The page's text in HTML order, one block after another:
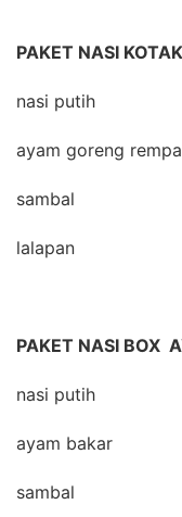
PAKET NASI
nasi putih
ayam goreng
sambal
lalapan
PAKET NASI BOX
nasi putih
ayam bakar
sambal